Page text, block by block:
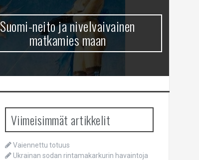
Suomi-neito ja nivelvaivainen
matkamies maan
Viimeisimmät artikkelit
Vaiennettu totuus
Ukrainan sodan rintamakarkurin havaintoja